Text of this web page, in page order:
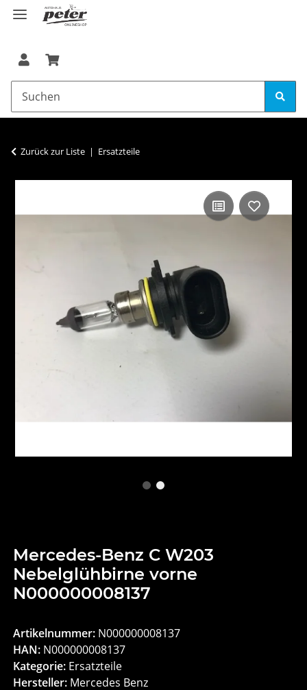
Zurück zur Liste Ersatzteile
Mercedes-Benz C W203
Nebelglühbirne vorne
N000000008137
Artikelnummer: N000000008137
HAN: N000000008137
Kategorie: Ersatzteile
Hersteller: Mercedes Benz